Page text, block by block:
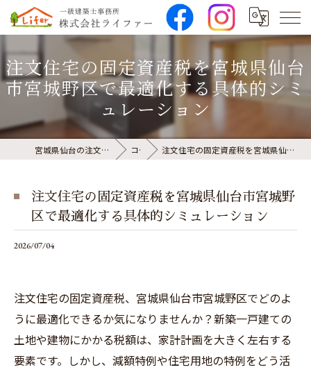
注文住宅の固定資産税を宮城県仙台
市宮城野区で最適化する具体的シミ
ュレーション
宮城県仙台の注文住宅なら株式会社ライファー コラム 注文住宅の固定資産税を宮城県仙台市宮城野区で最適化する具体的シミュレーション
注文住宅の固定資産税を宮城県仙台市宮城野
区で最適化する具体的シミュレーション
2026/07/04
注文住宅の固定資産税、宮城県仙台市宮城野区でどのよ
うに最適化できるか気になりませんか？新築一戸建ての
土地や建物にかかる税額は、家計計画を大きく左右する
要素です。しかし、減額特例や住宅用地の特例をどう活